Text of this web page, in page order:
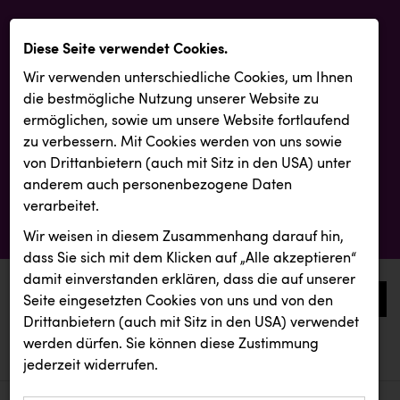
0
aktuelle aussendungen
aktuelle aussendungen
Diese Seite verwendet Cookies.
Wir verwenden unterschiedliche Cookies, um Ihnen
die best­mögliche Nutzung unserer Website zu
ermöglichen, sowie um unsere Website fortlaufend
zu verbessern. Mit Cookies werden von uns sowie
von Drittanbietern (auch mit Sitz in den USA) unter
anderem auch personenbezogene Daten
verarbeitet.
Wir weisen in diesem Zusammenhang darauf hin,
dass Sie sich mit dem Klicken auf „Alle akzeptieren“
damit ein­ver­standen erklären, dass die auf unserer
Seite eingesetzten Cookies von uns und von den
Drittanbietern (auch mit Sitz in den USA) verwendet
werden dürfen. Sie können diese Zustimmung
jederzeit widerrufen.